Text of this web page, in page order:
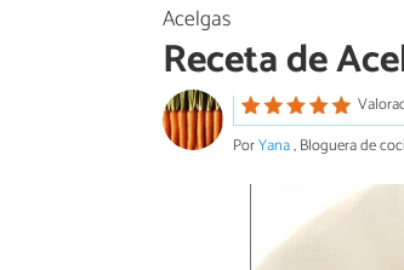
Acelgas
Receta de
PorYana, Bloguera de